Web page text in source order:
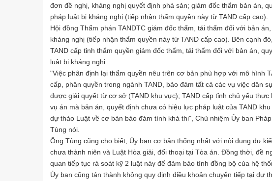
đơn đề nghị, kháng nghị quyết định phá sản; giám đốc thẩm bản án,
pháp luật bị kháng nghị (tiếp nhận thẩm quyền này từ TAND cấp cao).
Hội đồng Thẩm phán TANDTC giám đốc thẩm, tái thẩm đối với bản
kháng nghị (tiếp nhận thẩm quyền này từ TAND cấp cao). Bên cạnh
TAND cấp tỉnh thẩm quyền giám đốc thẩm, tái thẩm đối với bản án,
luật bị kháng nghị.
"Việc phân định lại thẩm quyền nêu trên cơ bản phù hợp với mô hình
cấp, phân quyền trong ngành TAND, bảo đảm tất cả các vụ việc dân
được giải quyết từ cơ sở (TAND khu vực); TAND cấp tỉnh chủ yếu
vụ án mà bản án, quyết định chưa có hiệu lực pháp luật của TAND
dự thảo Luật về cơ bản bảo đảm tính khả thi", Chủ nhiệm Ủy ban
Tùng nói.
Ông Tùng cũng cho biết, Ủy ban cơ bản thống nhất với nội dung dự
chưa thành niên và Luật Hòa giải, đối thoại tại Tòa án. Đồng thời, đề
quan tiếp tục rà soát kỹ 2 luật này để đảm bảo tính đồng bộ của hệ
Ủy ban cũng tán thành không quy định điều khoản chuyển tiếp tại dự